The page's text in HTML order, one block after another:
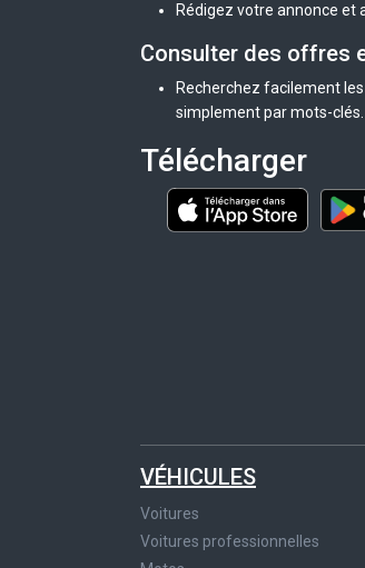
Rédigez votre annonce et
Consulter des offres
Recherchez facilement
simplement par mots-clés.
Télécharger
VÉHICULES
Voitures
Voitures professionnelles